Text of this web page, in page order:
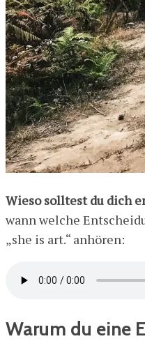
Wieso solltest du dich
wann welche
„she is art.“ anhören:
Warum du eine